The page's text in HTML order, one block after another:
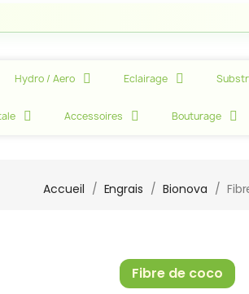
Hydro / Aero Eclairage
Accessoires Bouturage
Accueil Engrais Bionova
Fibre de coco